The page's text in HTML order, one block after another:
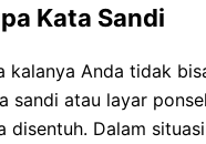
Kata Sandi
kalanya Anda tidak
sandi atau layar
disentuh. Dalam